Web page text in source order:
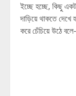
ইচ্ছে হচ্ছে, কিছু
দাড়িয়ে থাকতে দেখে
করে চেঁচিয়ে উঠে বলে-